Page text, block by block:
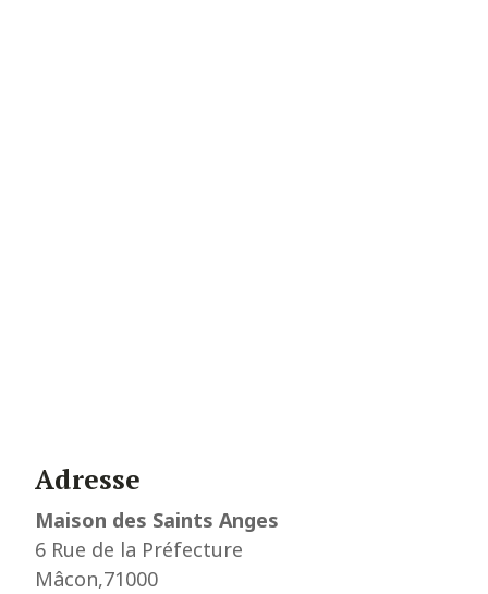
Adresse
Maison des Saints Anges
6 Rue de la Préfecture
Mâcon,71000